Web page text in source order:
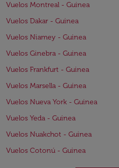
Vuelos Montreal - Guinea
Vuelos Dakar - Guinea
Vuelos Niamey - Guinea
Vuelos Ginebra - Guinea
Vuelos Frankfurt - Guinea
Vuelos Marsella - Guinea
Vuelos Nueva York - Guinea
Vuelos Yeda - Guinea
Vuelos Nuakchot - Guinea
Vuelos Cotonú - Guinea